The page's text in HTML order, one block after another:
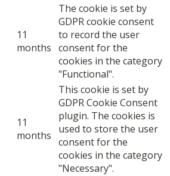
11
months
The cookie is set by
GDPR cookie consent
to record the user
consent for the
cookies in the category
"Functional".
11
months
This cookie is set by
GDPR Cookie Consent
plugin. The cookies is
used to store the user
consent for the
cookies in the category
"Necessary".